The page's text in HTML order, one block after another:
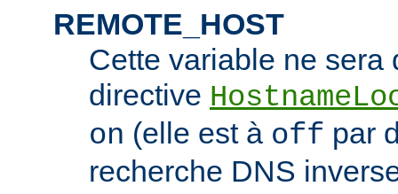
REMOTE_HOST
Cette variable ne sera
directive
on (elle est à off par
recherche DNS